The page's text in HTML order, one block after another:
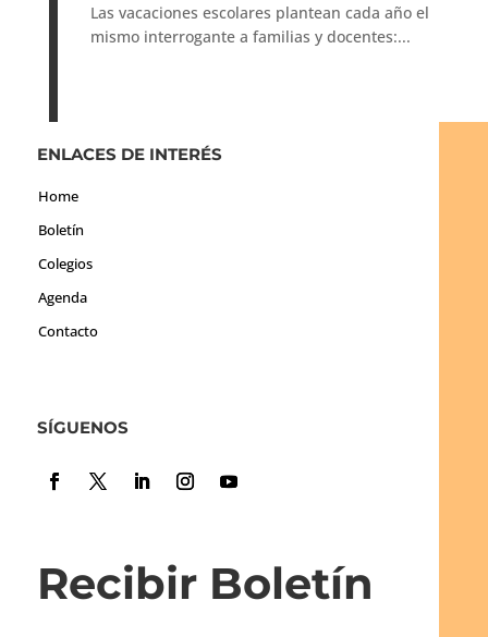
Las vacaciones escolares plantean cada año el
mismo interrogante a familias y docentes:...
ENLACES DE INTERÉS
Home
Boletín
Colegios
Agenda
Contacto
SÍGUENOS
Recibir Boletín